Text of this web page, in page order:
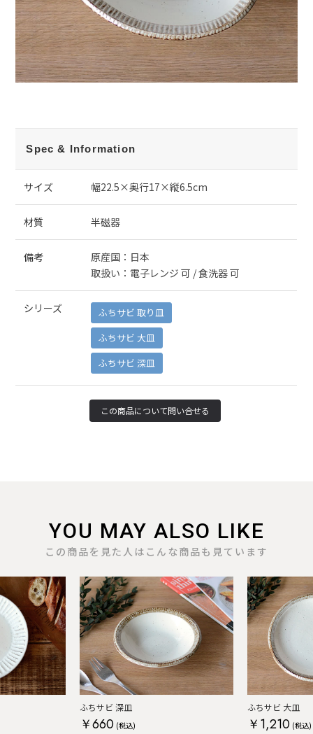
Spec & Information
サイズ 幅22.5×奥行17×縦6.5cm
材質 半磁器
備考
原産国：日本
取扱い：電子レンジ 可 / 食洗器 可
シリーズ
ふちサビ 取り皿
ふちサビ 大皿
ふちサビ 深皿
YOU MAY ALSO LIKE
この商品を見た人はこんな商品も見ています
ふちサビ 深皿
￥660 (税込)
ふちサビ 大皿
￥1,210 (税込)